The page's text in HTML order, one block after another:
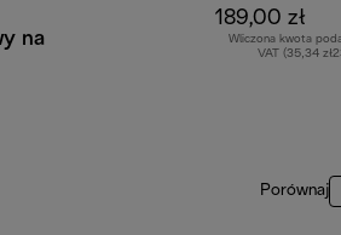
na
189,00 zł
Wliczona kwota
VAT (35,34
Porównaj